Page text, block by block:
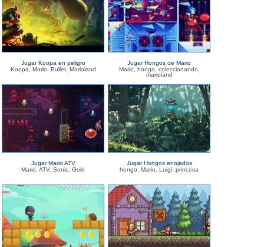
Jugar Koopa en peligro
Koopa, Mario, Bullet, Marioland
Jugar Hongos de Mario
Mario, hongo, coleccionando,
marioland
Jugar Mario ATV
Mario, ATV, Sonic, Gold
Jugar Hongos enojados
hongo, Mario, Luigi, princesa